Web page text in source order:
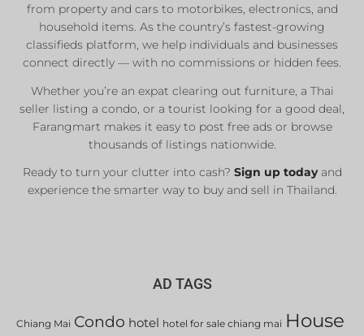
from property and cars to motorbikes, electronics, and
household items. As the country’s fastest-growing
classifieds platform, we help individuals and businesses
connect directly — with no commissions or hidden fees.
Whether you’re an expat clearing out furniture, a Thai
seller listing a condo, or a tourist looking for a good deal,
Farangmart makes it easy to post free ads or browse
thousands of listings nationwide.
Ready to turn your clutter into cash? Sign up todayand
experience the smarter way to buy and sell in Thailand.
AD TAGS
Chiang Mai Condo hotel hotel for sale chiang mai House